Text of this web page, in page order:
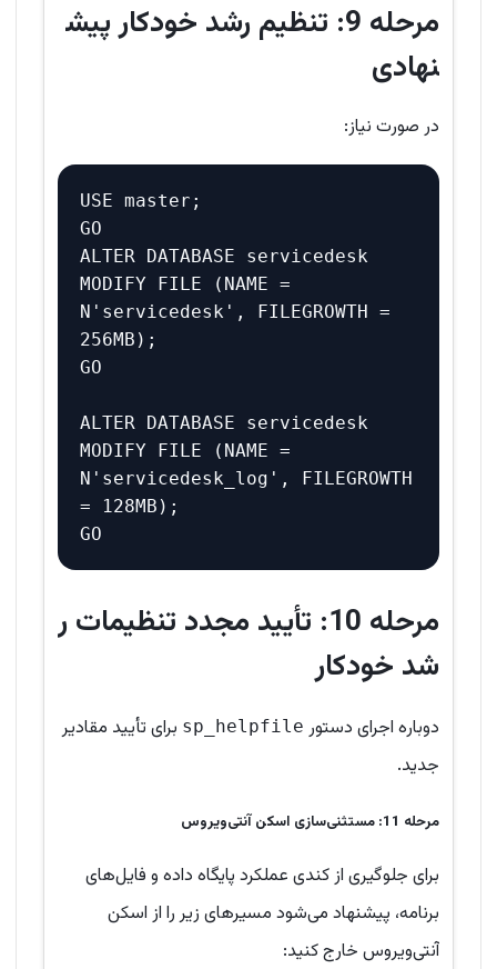
مرحله 9: تنظیم رشد خودکار پیش
نهادی
در صورت نیاز:
USE master;
GO
ALTER DATABASE servicedesk
MODIFY FILE (NAME =
N'servicedesk', FILEGROWTH =
256MB);
GO
ALTER DATABASE servicedesk
MODIFY FILE (NAME =
N'servicedesk_log', FILEGROWTH
= 128MB);
مرحله 10: تأیید مجدد تنظیمات ر
شد خودکار
دوباره اجرای دستور sp_helpfile برای تأیید مقادیر
جدید.
مرحله 11: مستثنی‌سازی اسکن آنتی‌ویروس
برای جلوگیری از کندی عملکرد پایگاه داده و فایل‌های
برنامه، پیشنهاد می‌شود مسیرهای زیر را از اسکن
آنتی‌ویروس خارج کنید: